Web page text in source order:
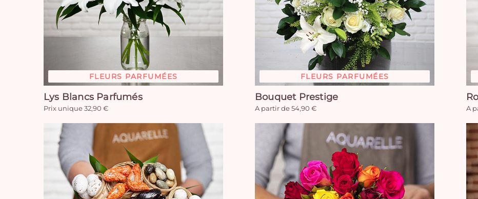
FLEURS PARFUMÉES
Lys Blancs Parfumés
Prix unique 32,90 €
FLEURS PARFUMÉES
Bouquet Prestige
A partir de 54,90 € A